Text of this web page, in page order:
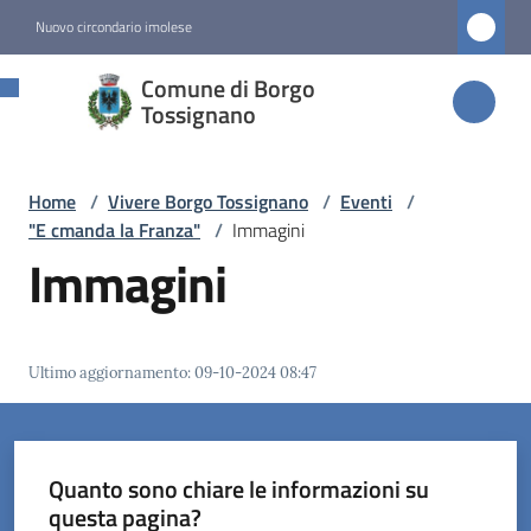
Nuovo circondario imolese
Comune di Borgo
Tossignano
Comune di
Borgo
Servizi
Vivere
Borgo
Tossignano
Home / Vivere Borgo Tossignano / Eventi /
"E cmanda la Franza" / Immagini
Immagini
Ultimo aggiornamento:09-10-2024 08:47
Quanto sono chiare le informazioni su
questa pagina?